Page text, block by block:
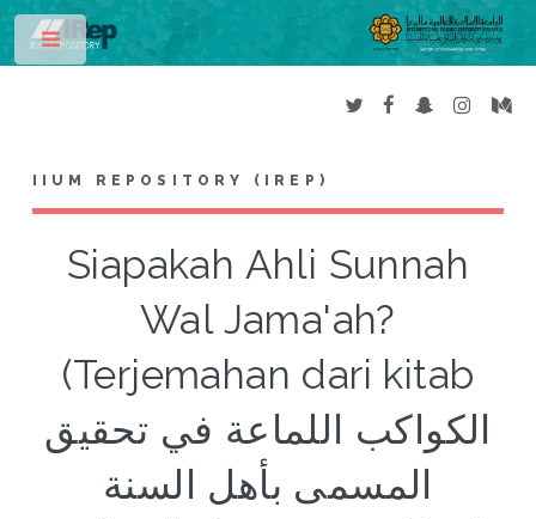
IIUM REPOSITORY (IREP)
Siapakah Ahli Sunnah
Wal Jama'ah?
(Terjemahan dari kitab
الكواكب اللماعة في تحقيق
المسمى بأهل السنة
Toggle